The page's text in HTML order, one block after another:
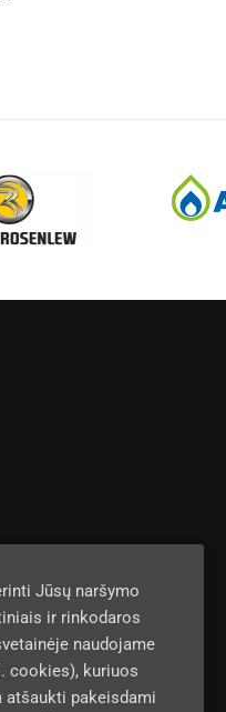
Jūsų naršymo
ir rinkodaros
naudojame
cookies), kuriuos
atšaukti pakeisdami